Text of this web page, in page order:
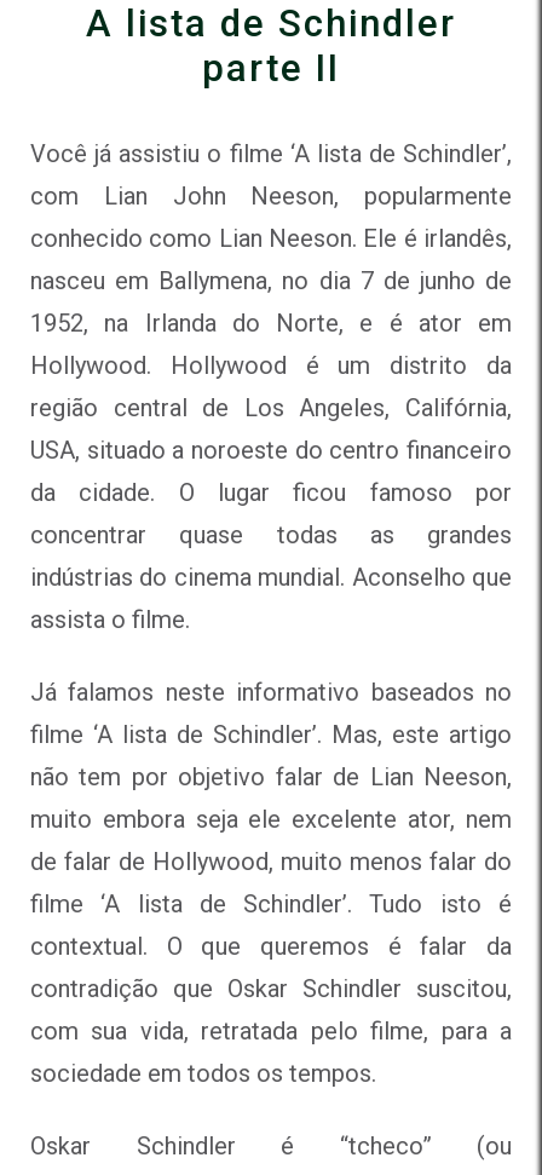
A lista de Schindler
parte II
Você já assistiu o filme ‘A lista de Schindler’,
com Lian John Neeson, popularmente
conhecido como Lian Neeson. Ele é irlandês,
nasceu em Ballymena, no dia 7 de junho de
1952, na Irlanda do Norte, e é ator em
Hollywood. Hollywood é um distrito da
região central de Los Angeles, Califórnia,
USA, situado a noroeste do centro financeiro
da cidade. O lugar ficou famoso por
concentrar quase todas as grandes
indústrias do cinema mundial. Aconselho que
assista o filme.
Já falamos neste informativo baseados no
filme ‘A lista de Schindler’. Mas, este artigo
não tem por objetivo falar de Lian Neeson,
muito embora seja ele excelente ator, nem
de falar de Hollywood, muito menos falar do
filme ‘A lista de Schindler’. Tudo isto é
contextual. O que queremos é falar da
contradição que Oskar Schindler suscitou,
com sua vida, retratada pelo filme, para a
sociedade em todos os tempos.
Oskar Schindler é “tcheco” (ou